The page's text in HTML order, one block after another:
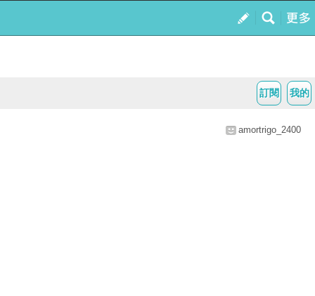
我的
訂閱
amortrigo_2400